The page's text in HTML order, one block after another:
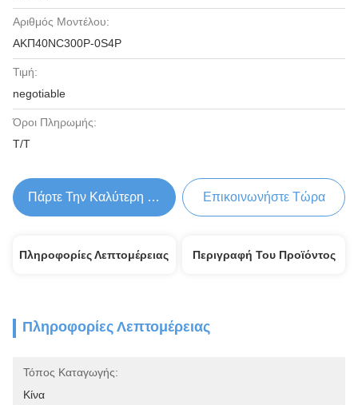
Αριθμός Μοντέλου:
ΑΚΠ40NC300P-0S4P
Τιμή:
negotiable
Όροι Πληρωμής:
Τ/Τ
Πάρτε Την Καλύτερη Τιμή Επικοινωνήστε Τώρα
Πληροφορίες Λεπτομέρειας Περιγραφή Του Προϊόντος
Πληροφορίες Λεπτομέρειας
Τόπος Καταγωγής:
Κίνα